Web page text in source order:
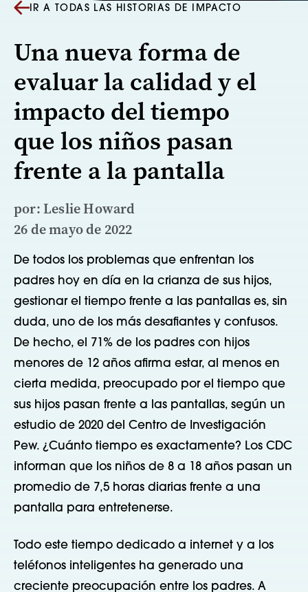
IR A TODAS LAS HISTORIAS DE IMPACTO
Una nueva forma de
evaluar la calidad y el
impacto del tiempo
que los niños pasan
frente a la pantalla
por: Leslie Howard
26 de mayo de 2022
De todos los problemas que enfrentan los
padres hoy en día en la crianza de sus hijos,
gestionar el tiempo frente a las pantallas es, sin
duda, uno de los más desafiantes y confusos.
De hecho, el 71% de los padres con hijos
menores de 12 años afirma estar, al menos en
cierta medida, preocupado por el tiempo que
sus hijos pasan frente a las pantallas, según un
estudio de 2020 del Centro de Investigación
Pew. ¿Cuánto tiempo es exactamente? Los CDC
informan que los niños de 8 a 18 años pasan un
promedio de 7,5 horas diarias frente a una
pantalla para entretenerse.
Todo este tiempo dedicado a internet y a los
teléfonos inteligentes ha generado una
creciente preocupación entre los padres. A